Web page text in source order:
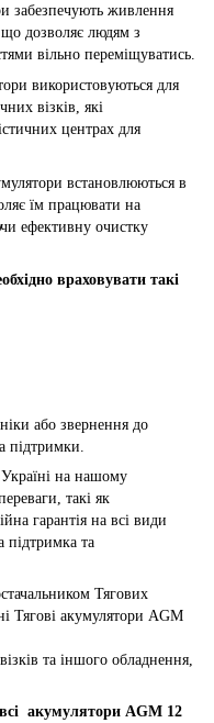
забезпечують живлення
що дозволяє людям з
вільно переміщуватись.
використовуються для
візків, які
центрах для
встановлюються в
їм працювати на
ефективну очистку
враховувати такі
або звернення до
підтримки.
на нашому
такі як
гарантія на всі види
підтримка та
Тягових
Тягові акумулятори AGM
та іншого обладнення,
акумулятори AGM 12